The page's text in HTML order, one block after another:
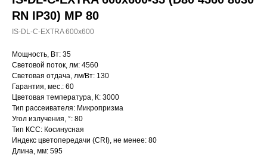
RN IP30) MP 80
IS-DL-C-EXTRA 600x600
Мощность, Вт: 35
Световой поток, лм: 4560
Световая отдача, лм/Вт: 130
Гарантия, мес.: 60
Цветовая температура, К: 3000
Тип рассеивателя: Микропризма
Угол излучения, °: 80
Тип КСС: Косинусная
Индекс цветопередачи (CRI), не менее: 80
Длина, мм: 595